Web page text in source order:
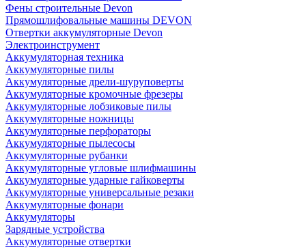
Фены строительные Devon
Прямошлифовальные машины DEVON
Отвертки аккумуляторные Devon
Электроинструмент
Аккумуляторная техника
Аккумуляторные пилы
Аккумуляторные дрели-шуруповерты
Аккумуляторные кромочные фрезеры
Аккумуляторные лобзиковые пилы
Аккумуляторные ножницы
Аккумуляторные перфораторы
Аккумуляторные пылесосы
Аккумуляторные рубанки
Аккумуляторные угловые шлифмашины
Аккумуляторные ударные гайковерты
Аккумуляторные универсальные резаки
Аккумуляторные фонари
Аккумуляторы
Зарядные устройства
Аккумуляторные отвертки